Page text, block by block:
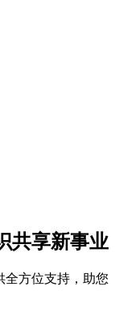
共享新事业
全方位支持，助您